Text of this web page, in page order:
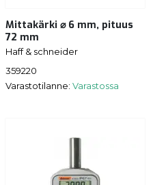
Mittakärki ⌀ 6 mm, pituus
72 mm
Haff & schneider
359220
Varastotilanne: Varastossa